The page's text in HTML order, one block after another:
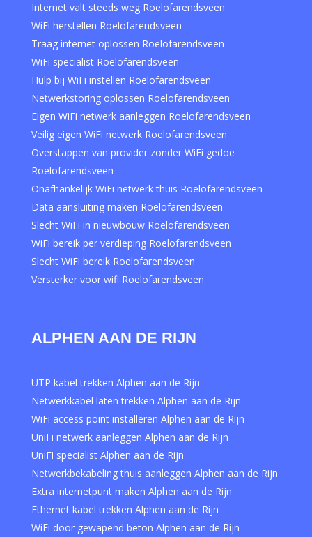
Internet valt steeds weg Roelofarendsveen
WiFi herstellen Roelofarendsveen
Traag internet oplossen Roelofarendsveen
WiFi specialist Roelofarendsveen
Hulp bij WiFi instellen Roelofarendsveen
Netwerkstoring oplossen Roelofarendsveen
Eigen WiFi netwerk aanleggen Roelofarendsveen
Veilig eigen WiFi netwerk Roelofarendsveen
Overstappen van provider zonder WiFi gedoe
Roelofarendsveen
Onafhankelijk WiFi netwerk thuis Roelofarendsveen
Data aansluiting maken Roelofarendsveen
Slecht WiFi in nieuwbouw Roelofarendsveen
WiFi bereik per verdieping Roelofarendsveen
Slecht WiFi bereik Roelofarendsveen
Versterker voor wifi Roelofarendsveen
ALPHEN AAN DE RIJN
UTP kabel trekken Alphen aan de Rijn
Netwerkkabel laten trekken Alphen aan de Rijn
WiFi access point installeren Alphen aan de Rijn
UniFi netwerk aanleggen Alphen aan de Rijn
UniFi specialist Alphen aan de Rijn
Netwerkbekabeling thuis aanleggen Alphen aan de Rijn
Extra internetpunt maken Alphen aan de Rijn
Ethernet kabel trekken Alphen aan de Rijn
WiFi door gewapend beton Alphen aan de Rijn